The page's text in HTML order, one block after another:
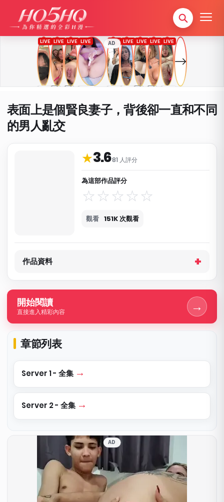
AD
表面上是個賢良妻子，背後卻一直和不同
的男人亂交
★3.681 人評分
為這部作品評分
觀看 151K 次觀看
作品資料與分類
作品資料
開始閱讀
直接進入精彩內容 →
章節列表
Server 1 - 全集
Server 2 - 全集
AD